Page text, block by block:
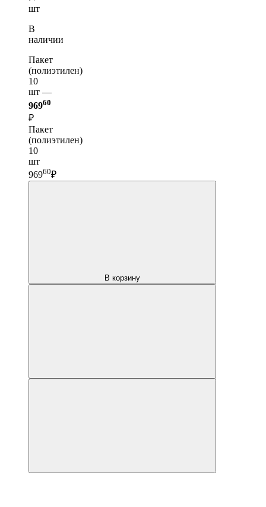
шт
В
наличии
Пакет
(полиэтилен)
10
шт —
96960
₽
Пакет
(полиэтилен)
10
шт
96960₽
В корзину